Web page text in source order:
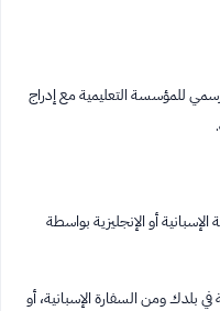
للمؤسسة التعليمية مع إدراج
أو الإنجليزية بواسطة
بلدك ومن السفارة الإسبانية، أو